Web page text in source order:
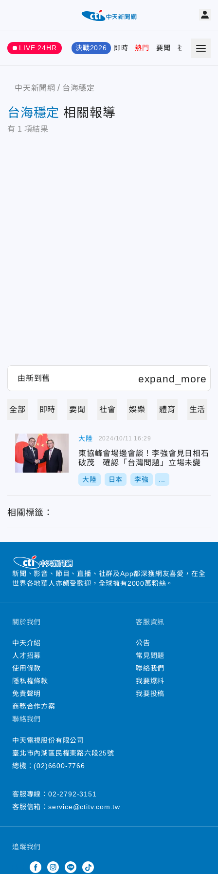
LIVE 24HR 決戰2026 即時 熱門 要聞 社會 娛樂
中天新聞網 台海穩定
台海穩定 相關報導
有 1 項結果
全部 即時 要聞 社會 娛樂 體育 生活
大陸
東協峰會場邊會談！李強會見日相石
破茂 確認「台灣問題」立場未變
大陸 日本 李強
2024/10/11 16:29
相關標籤：
新聞、影音、節目、直播、社群及App都深獲網友喜愛，在全
世界各地華人亦頗受歡迎，全球擁有2000萬粉絲。
追蹤我們
關於我們
中天介紹
人才招募
使用條款
隱私權條款
免責聲明
商務合作方案
客服資訊
公告
常見問題
聯絡我們
我要爆料
我要投稿
聯絡我們
中天電視股份有限公司
臺北市內湖區民權東路六段25號
總機：(02)6600-7766
客服專線： 02-2792-3151
客服信箱： service@ctitv.com.tw